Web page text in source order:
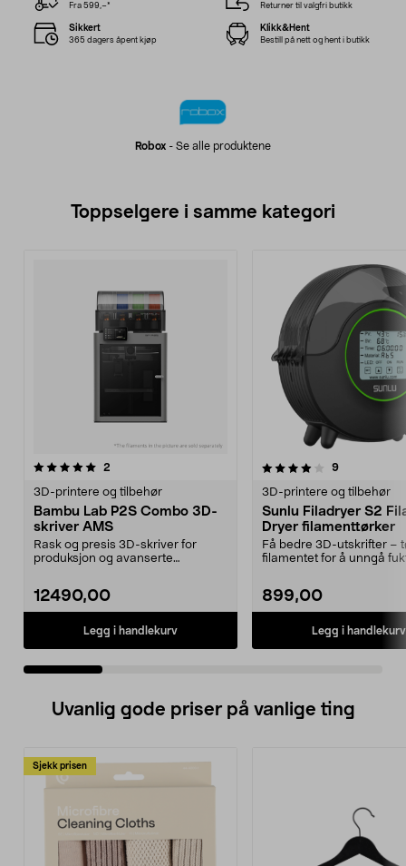
Robox - Se alle produktene
Fra 599,–* Returner til valgfri butikk
Sikkert
365 dagers åpent kjøp
Klikk&Hent
Bestill på nett og hent i butikk
Toppselgere i samme kategori
2
3D-printere og tilbehør
Bambu Lab P2S Combo 3D-
skriver AMS
Rask og presis 3D-skriver for
produksjon og avanserte
12490,00
Legg i handlekurv
4.0 av 5 stjerner 9anmeldelser
3D-printere og tilbehør
Sunlu Filadryer S2
Dryer filamenttørker
Få bedre 3D-utskrifter –
filamentet for å unngå
899,00
Legg i handlekurv
5.0 av 5 stjerner
Uvanlig gode priser på vanlige ting
Sjekk prisen